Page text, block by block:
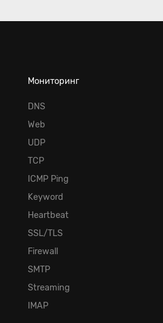
Мониторинг
DNS
Web
UDP
TCP
ICMP Ping
Keyword
Heartbeat
SSL/TLS
Firewall
SMTP
Streaming
IMAP